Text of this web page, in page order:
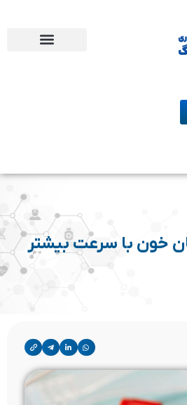
خون با سرعت بیشتر